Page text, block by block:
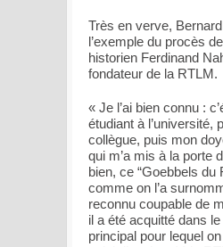
Très en verve,
l’exemple du procès
historien Ferdinand
fondateur de la RTLM.
« Je l’ai bien connu :
étudiant à l’université,
collègue, puis mon
qui m’a mis à la porte
bien, ce “Goebbels du
comme on l’a
reconnu coupable de
il a été acquitté dans
principal pour lequel